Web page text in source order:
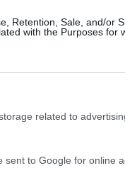
Retention, Sale, and/or
with the Purposes for
related to
sent to Google for online
voi
specială, decorată
Așa îi
mult.
pentru a da startul
pe invitați de la
ca invitații să-și